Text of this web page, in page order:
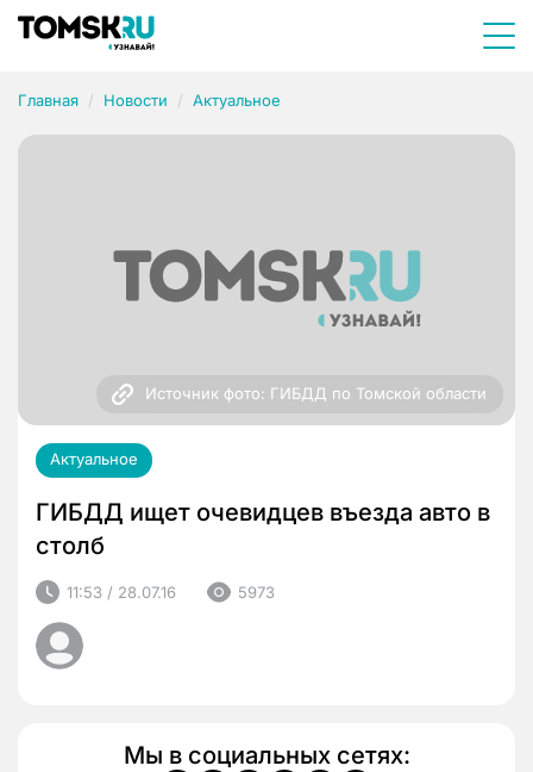
Главная Новости Актуальное
Источник фото: ГИБДД по Томской области
Актуальное
ГИБДД ищет очевидцев въезда авто в
столб
11:53 / 28.07.16 5973
Мы в социальных сетях: